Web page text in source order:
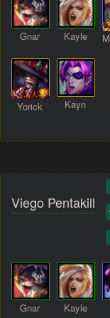
Gnar Kayle
Yorick Kayn
Viego Pentakill
Gnar Kayle